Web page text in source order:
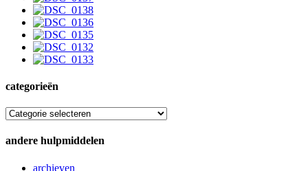
categorieën
categorieën
andere hulpmiddelen
archieven